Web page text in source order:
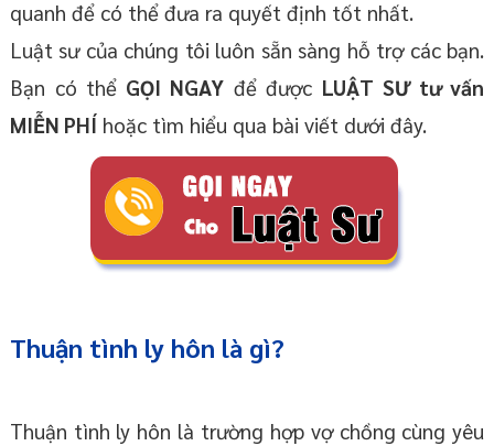
quanh để có thể đưa ra quyết định tốt nhất.
Luật sư của chúng tôi luôn sẵn sàng hỗ trợ các bạn.
Bạn có thể GỌI NGAYđể được LUẬT SƯ tư vấn
MIỄN PHÍhoặc tìm hiểu qua bài viết dưới đây.
Thuận tình ly hôn là gì?
Thuận tình ly hôn là trường hợp vợ chồng cùng yêu